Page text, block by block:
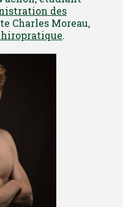
des
Charles Moreau,
.